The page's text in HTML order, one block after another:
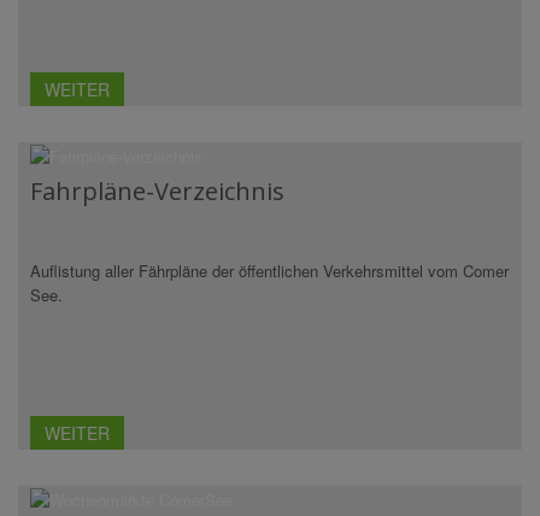
WEITER
Fahrpläne-Verzeichnis
Auflistung aller Fährpläne der öffentlichen Verkehrsmittel vom Comer
See.
WEITER